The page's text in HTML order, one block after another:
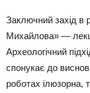
Заключний захід в
Михайлова» —
Археологічний
спонукає до
роботах ілюзорна,